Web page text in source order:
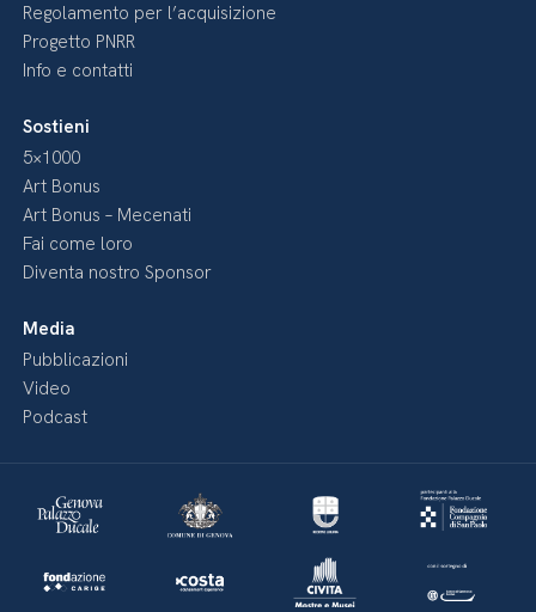
Regolamento per l’acquisizione
Progetto PNRR
Info e contatti
Sostieni
5×1000
Art Bonus
Art Bonus – Mecenati
Fai come loro
Diventa nostro Sponsor
Media
Pubblicazioni
Video
Podcast